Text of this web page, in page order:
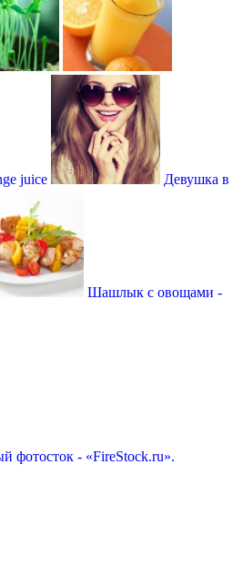
juice Девушка в
Шашлык с овощами -
фотосток - «FireStock.ru».